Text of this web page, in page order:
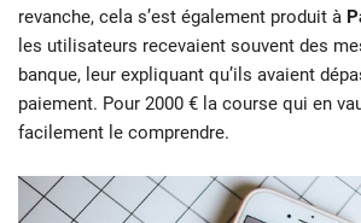
revanche, cela s’est également produit à
les utilisateurs recevaient souvent des
banque, leur expliquant qu’ils avaient
paiement. Pour 2000 € la course qui en
facilement le comprendre.